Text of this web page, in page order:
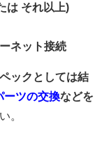
は それ以上)
ネット接続
ックとしては結
ーツの交換などを
。